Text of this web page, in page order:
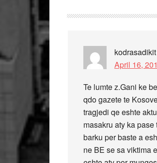
kodrasadikit
April 16,
Te lumte z.Gani ke
qdo gazete te
tragjedi qe eshte
masakru aty ka
barku per baste a
ne BE se sa viktima